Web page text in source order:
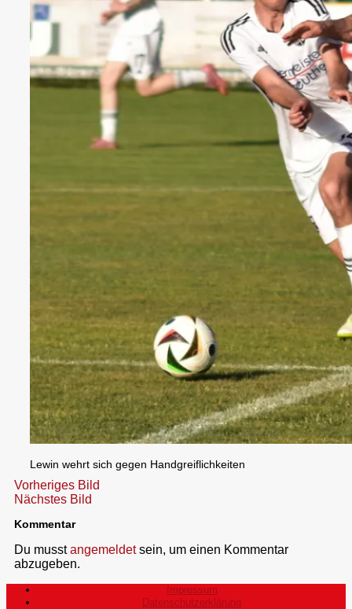
Lewin wehrt sich gegen Handgreiflichkeiten
Vorheriges Bild
Nächstes Bild
Kommentar
Du musstangemeldetsein, um einen Kommentar
abzugeben.
Impressum
Datenschutzerklärung